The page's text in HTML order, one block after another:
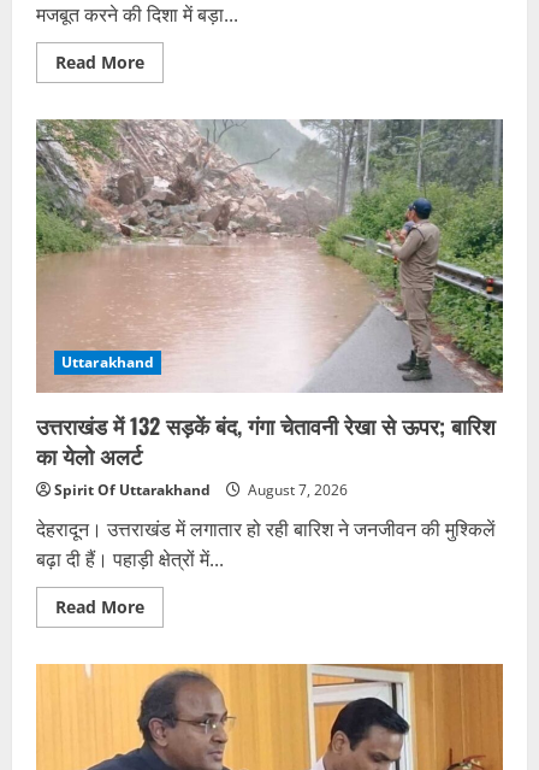
मजबूत करने की दिशा में बड़ा...
Read MoreRead
more
कांग्रेस
की
नई
कार्यकारिणी
घोषित,
24
उपाध्यक्ष
और
107
सचिव
Uttarakhand
उत्तराखंड में 132 सड़कें बंद, गंगा चेतावनी रेखा से ऊपर; बारिश
का येलो अलर्ट
Spirit Of Uttarakhand August 7, 2026
देहरादून। उत्तराखंड में लगातार हो रही बारिश ने जनजीवन की मुश्किलें
बढ़ा दी हैं। पहाड़ी क्षेत्रों में...
Read MoreRead
more
132
सड़कें
बंद,
गंगा
चेतावनी